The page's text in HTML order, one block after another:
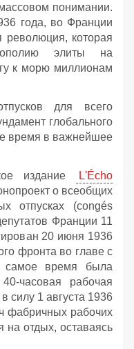
понимании.
года, во Франции
революция, которая
элиты на
к морю миллионам
для всего
глобального
время в важнейшее
издание
L'Écho
о всеобщих
отпусках (congés
Франции 11
20 июня 1936
фронта во главе с
время была
часовая рабочая
силу 1 августа 1936
фабричных рабочих
на отдых, оставаясь